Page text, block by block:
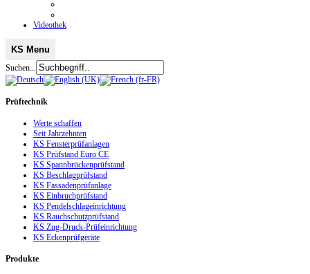
Videothek
KS Menu
Suchen...
Prüftechnik
Werte schaffen
Seit Jahrzehnten
KS Fensterprüfanlagen
KS Prüfstand Euro CE
KS Spannbrückenprüfstand
KS Beschlagprüfstand
KS Fassadenprüfanlage
KS Einbruchprüfstand
KS Pendelschlageinrichtung
KS Rauchschutzprüfstand
KS Zug-Druck-Prüfeinrichtung
KS Eckenprüfgeräte
Produkte